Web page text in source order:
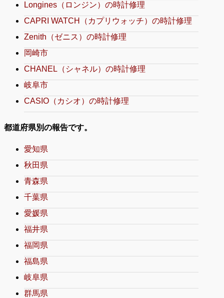
Longines（ロンジン）の時計修理
CAPRI WATCH（カプリウォッチ）の時計修理
Zenith（ゼニス）の時計修理
岡崎市
CHANEL（シャネル）の時計修理
岐阜市
CASIO（カシオ）の時計修理
都道府県別の報告です。
愛知県
秋田県
青森県
千葉県
愛媛県
福井県
福岡県
福島県
岐阜県
群馬県